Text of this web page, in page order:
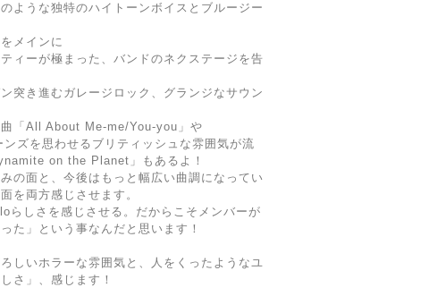
ような独特のハイトーンボイスとブルージー
メインに
ィーが極まった、バンドのネクステージを告
突き進むガレージロック、グランジなサウン
「All About Me-me/You-you」や
ズを思わせるブリティッシュな雰囲気が流
on the Planet」もあるよ！
の面と、今後はもっと幅広い曲調になってい
を両方感じさせます。
らしさを感じさせる。だからこそメンバーが
た」という事なんだと思います！
しいホラーな雰囲気と、人をくったようなユ
さ」、感じます！